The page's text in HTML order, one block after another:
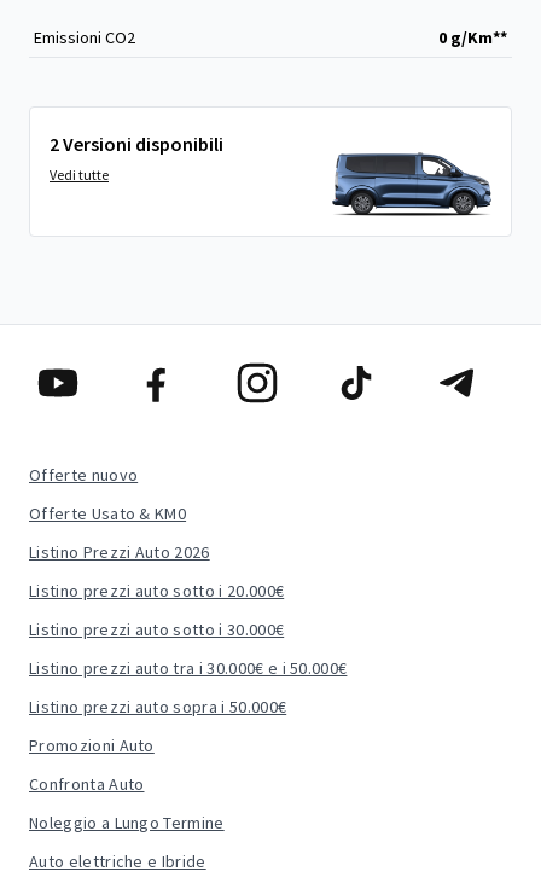
Emissioni CO2 0 g/Km**
2 Versioni disponibili
Vedi tutte
Offerte nuovo
Offerte Usato & KM0
Listino Prezzi Auto 2026
Listino prezzi auto sotto i 20.000€
Listino prezzi auto sotto i 30.000€
Listino prezzi auto tra i 30.000€ e i 50.000€
Listino prezzi auto sopra i 50.000€
Promozioni Auto
Confronta Auto
Noleggio a Lungo Termine
Auto elettriche e Ibride